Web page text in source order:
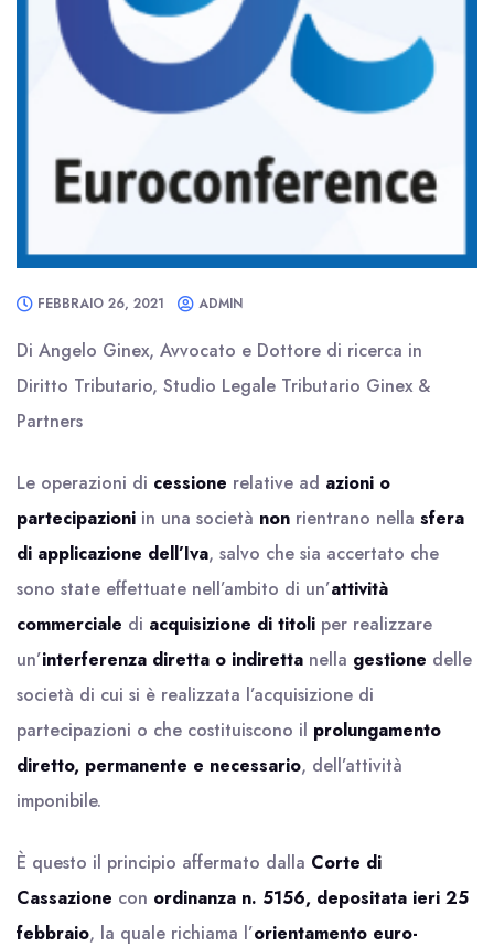
FEBBRAIO 26, 2021 ADMIN
Di Angelo Ginex, Avvocato e Dottore di ricerca in
Diritto Tributario, Studio Legale Tributario Ginex &
Partners
Le operazioni di cessione relative ad azioni o
partecipazioni in una società non rientrano nella sfera
di applicazione dell’Iva, salvo che sia accertato che
sono state effettuate nell’ambito di un’attività
commerciale di acquisizione di titoli per realizzare
un’interferenza diretta o indiretta nella gestione delle
società di cui si è realizzata l’acquisizione di
partecipazioni o che costituiscono il prolungamento
diretto, permanente e necessario, dell’attività
imponibile.
È questo il principio affermato dalla Corte di
Cassazione con ordinanza n. 5156, depositata ieri 25
febbraio, la quale richiama l’orientamento euro-